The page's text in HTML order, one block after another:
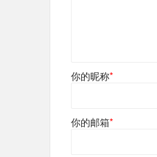
你的昵称*
你的邮箱*